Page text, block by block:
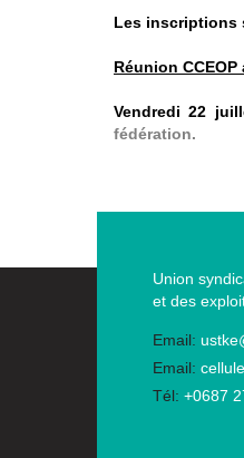
Les inscriptions
Réunion CCEOP
Vendredi 22
fédération.
Union
et des
Email:
Email:
Tél: +0687